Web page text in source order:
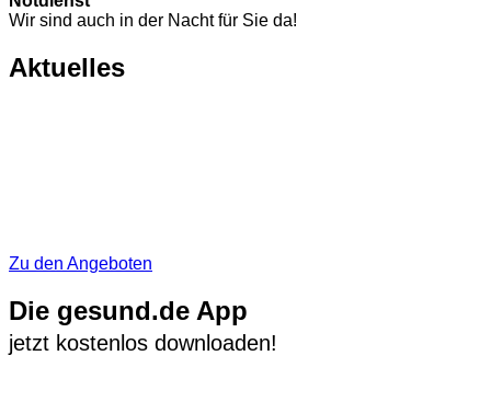
Wir sind auch in der Nacht für Sie da!
Aktuelles
Zu den Angeboten
Die gesund.de App
jetzt kostenlos downloaden!